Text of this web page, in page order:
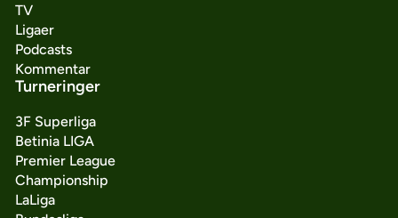
TV
Ligaer
Podcasts
Kommentar
Turneringer
3F Superliga
Betinia LIGA
Premier League
Championship
LaLiga